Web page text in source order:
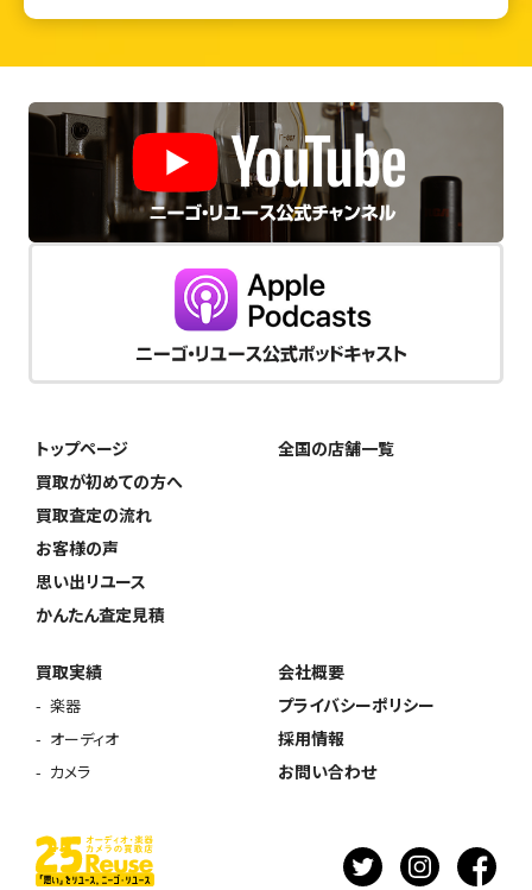
トップページ
買取が初めての方へ
買取査定の流れ
お客様の声
思い出リユース
かんたん査定見積
全国の店舗一覧
買取実績
楽器
オーディオ
カメラ
会社概要
プライバシーポリシー
採用情報
お問い合わせ